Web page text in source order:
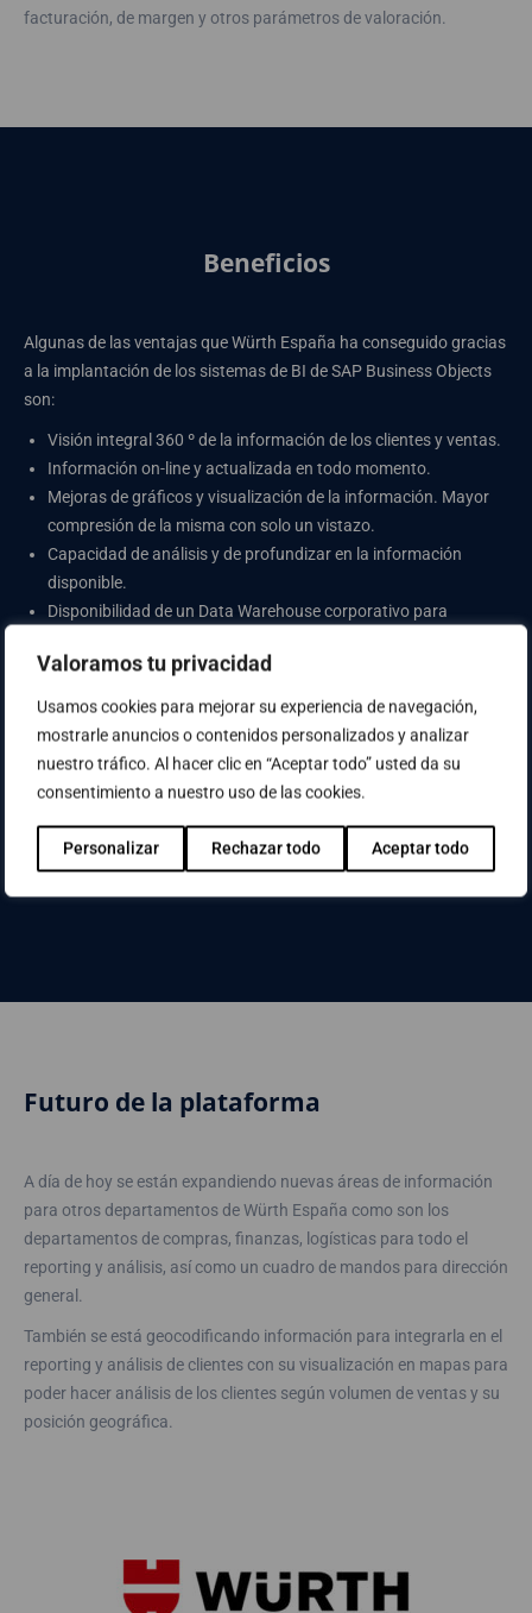
Valoramos tu privacidad
Usamos cookies para mejorar su experiencia de navegación,
mostrarle anuncios o contenidos personalizados y analizar
nuestro tráfico. Al hacer clic en “Aceptar todo” usted da su
consentimiento a nuestro uso de las cookies.
Personalizar Rechazar todo Aceptar todo
facturación, de margen y otros parámetros de valoración.
Beneficios
Algunas de las ventajas que Würth España ha conseguido gracias
a la implantación de los sistemas de BI de SAP Business Objects
son:
Visión integral 360 º de la información de los clientes y ventas.
Información on-line y actualizada en todo momento.
Mejoras de gráficos y visualización de la información. Mayor
compresión de la misma con solo un vistazo.
Capacidad de análisis y de profundizar en la información
disponible.
Disponibilidad de un Data Warehouse corporativo para
cuadros de mandos a otros departamentos y áreas de la
Según Xavier Masats, Director de Sistemas de la Información de
Würth España, “este proyecto ha permitido que los Sistemas de la
Información participen de forma directa y activa en el núcleo de
nuestro negocio, es decir, en las ventas y en el servicio a nuestros
clientes“.
Futuro de la plataforma
A día de hoy se están expandiendo nuevas áreas de información
para otros departamentos de Würth España como son los
departamentos de compras, finanzas, logísticas para todo el
reporting y análisis, así como un cuadro de mandos para dirección
general.
También se está geocodificando información para integrarla en el
reporting y análisis de clientes con su visualización en mapas para
poder hacer análisis de los clientes según volumen de ventas y su
posición geográfica.